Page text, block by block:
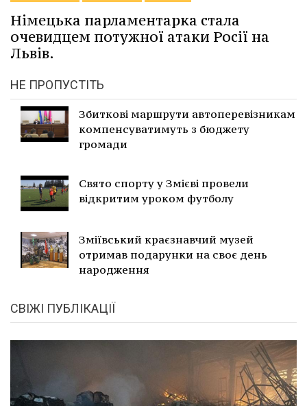
Німецька парламентарка стала
очевидцем потужної атаки Росії на
Львів.
НЕ ПРОПУСТІТЬ
Збиткові маршрути автоперевізникам
компенсуватимуть з бюджету
громади
Свято спорту у Змієві провели
відкритим уроком футболу
Зміївський краєзнавчий музей
отримав подарунки на своє день
народження
СВІЖІ ПУБЛІКАЦІЇ